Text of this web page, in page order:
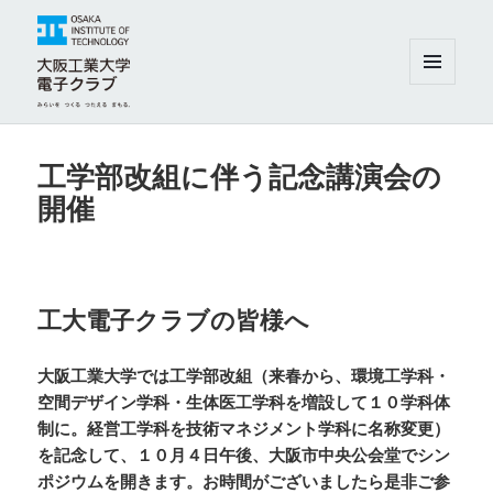
工学部改組に伴う記念講演会の
開催
工大電子クラブの皆様へ
大阪工業大学では工学部改組（来春から、環境工学科・
空間デザイン学科・生体医工学科を増設して１０学科体
制に。経営工学科を技術マネジメント学科に名称変更）
を記念して、１０月４日午後、大阪市中央公会堂でシン
ポジウムを開きます。お時間がございましたら是非ご参